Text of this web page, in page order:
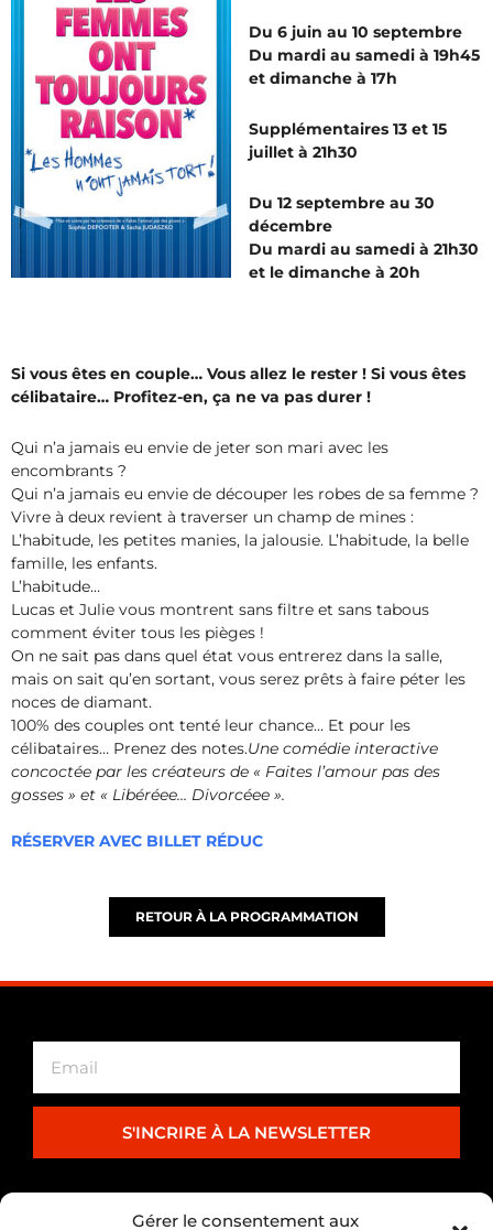
Gérer le consentement aux
Du 6 juin au 10 septembre
Du mardi au samedi à 19h45
et dimanche à 17h
Supplémentaires 13 et 15
juillet à 21h30
Du 12 septembre au 30
décembre
Du mardi au samedi à 21h30
et le dimanche à 20h
Si vous êtes en couple… Vous allez le rester ! Si vous êtes
célibataire… Profitez-en, ça ne va pas durer !
Qui n’a jamais eu envie de jeter son mari avec les
encombrants ?
Qui n’a jamais eu envie de découper les robes de sa femme ?
Vivre à deux revient à traverser un champ de mines :
L’habitude, les petites manies, la jalousie. L’habitude, la belle
famille, les enfants.
L’habitude…
Lucas et Julie vous montrent sans filtre et sans tabous
comment éviter tous les pièges !
On ne sait pas dans quel état vous entrerez dans la salle,
mais on sait qu’en sortant, vous serez prêts à faire péter les
noces de diamant.
100% des couples ont tenté leur chance… Et pour les
célibataires… Prenez des notes.Une comédie interactive
concoctée par les créateurs de « Faites l’amour pas des
gosses » et « Libéréee… Divorcéee ».
RÉSERVER AVEC BILLET RÉDUC
RETOUR À LA PROGRAMMATION
S'INCRIRE À LA NEWSLETTER
PARTENARIAT